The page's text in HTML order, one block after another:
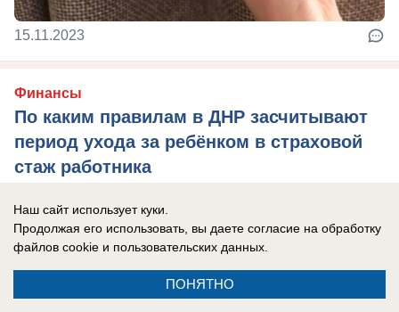
15.11.2023
Финансы
По каким правилам в ДНР засчитывают
период ухода за ребёнком в страховой
стаж работника
коэффициента родителей из ДНР
Наш сайт использует куки.
Продолжая его использовать, вы даете согласие на обработку
файлов cookie и пользовательских данных.
ПОНЯТНО